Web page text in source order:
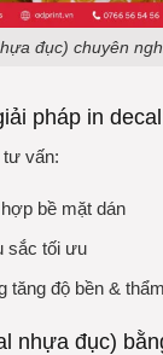
đục) chuyên
pháp in
vấn:
bề mặt dán
sắc tối ưu
tăng độ bền &
nhựa đục)